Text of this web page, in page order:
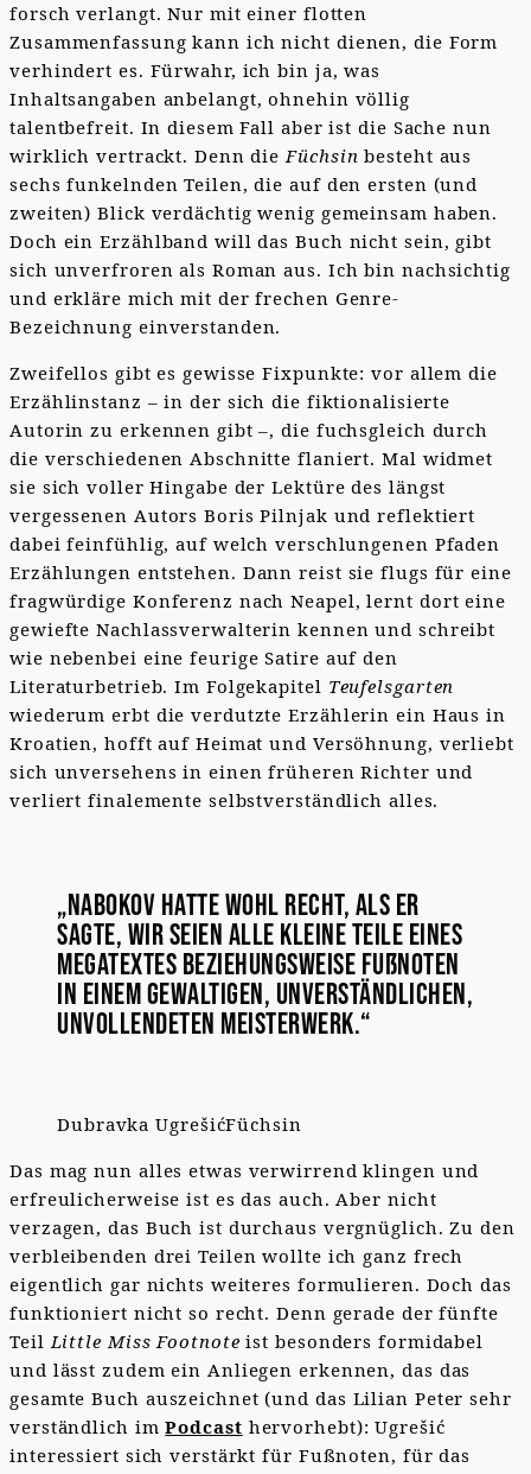
forsch verlangt. Nur mit einer flotten
Zusammenfassung kann ich nicht dienen, die Form
verhindert es. Fürwahr, ich bin ja, was
Inhaltsangaben anbelangt, ohnehin völlig
talentbefreit. In diesem Fall aber ist die Sache nun
wirklich vertrackt. Denn dieFüchsin besteht aus
sechs funkelnden Teilen, die auf den ersten (und
zweiten) Blick verdächtig wenig gemeinsam haben.
Doch ein Erzählband will das Buch nicht sein, gibt
sich unverfroren als Roman aus. Ich bin nachsichtig
und erkläre mich mit der frechen Genre-
Bezeichnung einverstanden.
Zweifellos gibt es gewisse Fixpunkte: vor allem die
Erzählinstanz – in der sich die fiktionalisierte
Autorin zu erkennen gibt –, die fuchsgleich durch
die verschiedenen Abschnitte flaniert. Mal widmet
sie sich voller Hingabe der Lektüre des längst
vergessenen Autors Boris Pilnjak und reflektiert
dabei feinfühlig, auf welch verschlungenen Pfaden
Erzählungen entstehen. Dann reist sie flugs für eine
fragwürdige Konferenz nach Neapel, lernt dort eine
gewiefte Nachlassverwalterin kennen und schreibt
wie nebenbei eine feurige Satire auf den
Literaturbetrieb. Im Folgekapitel Teufelsgarten
wiederum erbt die verdutzte Erzählerin ein Haus in
Kroatien, hofft auf Heimat und Versöhnung, verliebt
sich unversehens in einen früheren Richter und
verliert finalemente selbstverständlich alles.
„Nabokov hatte wohl recht, als er
sagte, wir seien alle kleine Teile eines
Megatextes beziehungsweise Fußnoten
in einem gewaltigen, unverständlichen,
unvollendeten Meisterwerk.“
Dubravka UgrešićFüchsin
Das mag nun alles etwas verwirrend klingen und
erfreulicherweise ist es das auch. Aber nicht
verzagen, das Buch ist durchaus vergnüglich. Zu den
verbleibenden drei Teilen wollte ich ganz frech
eigentlich gar nichts weiteres formulieren. Doch das
funktioniert nicht so recht. Denn gerade der fünfte
TeilLittle Miss Footnote ist besonders formidabel
und lässt zudem ein Anliegen erkennen, das das
gesamte Buch auszeichnet (und das Lilian Peter sehr
verständlich imPodcast hervorhebt): Ugrešić
interessiert sich verstärkt für Fußnoten, für das